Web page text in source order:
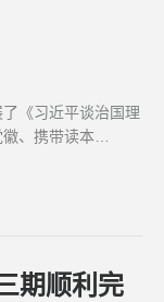
《习近平谈治国理
徽、携带读本…
期顺利完